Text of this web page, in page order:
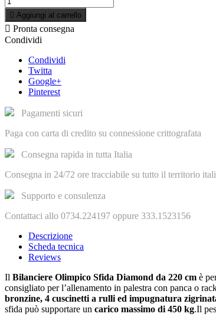
 Aggiungi al carrello
 Pronta consegna
Condividi
Condividi
Twitta
Google+
Pinterest
Pagamenti sicuri
Paga con carta di credito su connessione crittografata
Consegna rapida in tutta Italia
Consegna in 24/72 ore tracciabile su tutto il territorio
Supporto e consulenza
Contattaci allo 0734.224197 oppure 333.1523156
Descrizione
Scheda tecnica
Reviews
Il Bilanciere Olimpico Sfida Diamond da 220 cm è
consigliato per l’allenamento in palestra con panca o
bronzine, 4 cuscinetti a rulli ed impugnatura
sfida può supportare un carico massimo di 450 kg.Il